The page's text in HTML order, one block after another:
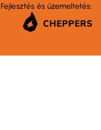
Fejlesztés és üzemeltetés: